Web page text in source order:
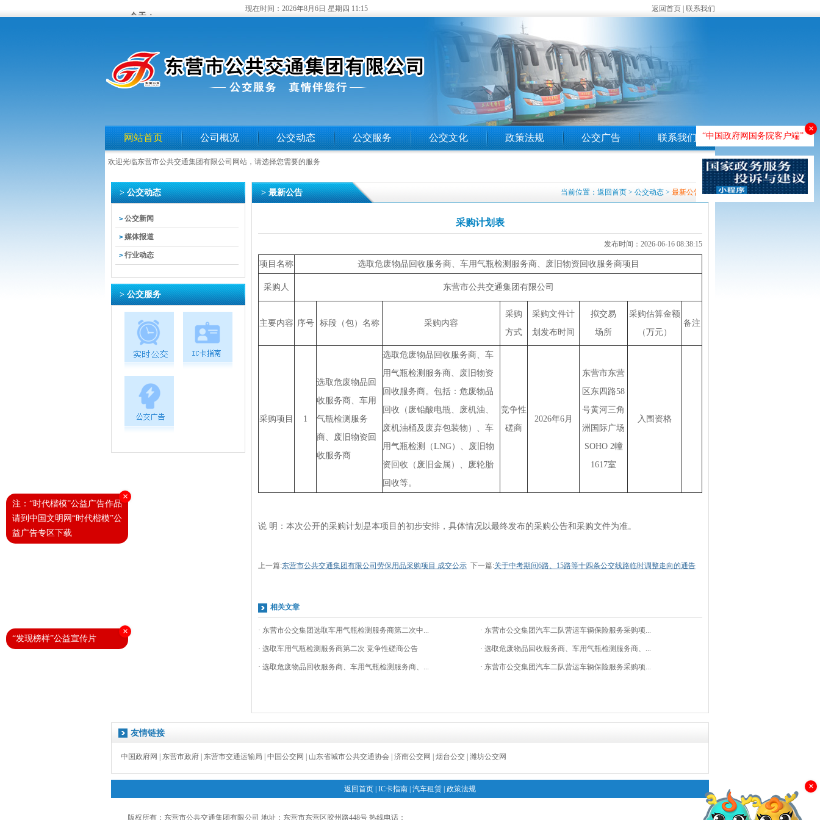
现在时间： 2026年8月6日 星期四 11:15 返回首页 联系我们
网站首页 公司概况 公交动态 公交服务 公交文化 政策法规 公交广告 联系我们
欢迎光临东营市公共交通集团有限公司网站，请选择您需要的服务
> 公交动态
> 公交新闻
> 媒体报道
> 行业动态
> 公交服务
当前位置： 返回首页 > 公交动态 > 最新公告
> 最新公告
采购计划表
发布时间：2026-06-16 08:38:15
项目名称 选取危废物品回收服务商、车用气瓶检测服务商、废旧物资回收服务商项目
采购人 东营市公共交通集团有限公司
主要内容 序号 标段（包）名称 采购内容
采购
方式
采购文件计
划发布时间
拟交易
场所
采购估算金额
（万元）
备注
采购项目 1
选取危废物品回
收服务商、车用
气瓶检测服务
商、废旧物资回
收服务商
选取危废物品回收服务商、车
用气瓶检测服务商、废旧物资
回收服务商。包括：危废物品
回收（废铅酸电瓶、废机油、
废机油桶及废弃包装物）、车
用气瓶检测（LNG）、废旧物
资回收（废旧金属）、废轮胎
回收等。
竞争性
磋商
2026年6月
东营市东营
区东四路58
号黄河三角
洲国际广场
SOHO 2幢
1617室
入围资格
说 明：本次公开的采购计划是本项目的初步安排，具体情况以最终发布的采购公告和采购文件为准。
上一篇:东营市公共交通集团有限公司劳保用品采购项目 成交公示 下一篇:关于中考期间6路、15路等十四条公交线路临时调整走向的通告
相关文章
· 东营市公交集团选取车用气瓶检测服务商第二次中... · 东营市公交集团汽车二队营运车辆保险服务采购项...
· 选取车用气瓶检测服务商第二次 竞争性磋商公告 · 选取危废物品回收服务商、车用气瓶检测服务商、...
· 选取危废物品回收服务商、车用气瓶检测服务商、... · 东营市公交集团汽车二队营运车辆保险服务采购项...
友情链接
中国政府网 东营市政府 东营市交通运输局 中国公交网 山东省城市公共交通协会 济南公交网 烟台公交 潍坊公交网
返回首页 IC卡指南 汽车租赁 政策法规
版权所有：东营市公共交通集团有限公司 地址：东营市东营区胶州路448号 热线电话：
×
“中国政府网国务院客户端”
×
×
注：“时代楷模”公益广告作品
请到中国文明网“时代楷模”公
益广告专区下载
×
“发现榜样”公益宣传片